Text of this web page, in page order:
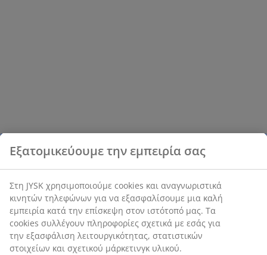
Εξατομικεύουμε την εμπειρία σας
Στη JYSK χρησιμοποιούμε cookies και αναγνωριστικά
κινητών τηλεφώνων για να εξασφαλίσουμε μια καλή
εμπειρία κατά την επίσκεψη στον ιστότοπό μας. Τα
cookies συλλέγουν πληροφορίες σχετικά με εσάς για
την εξασφάλιση λειτουργικότητας, στατιστικών
στοιχείων και σχετικού μάρκετινγκ υλικού.